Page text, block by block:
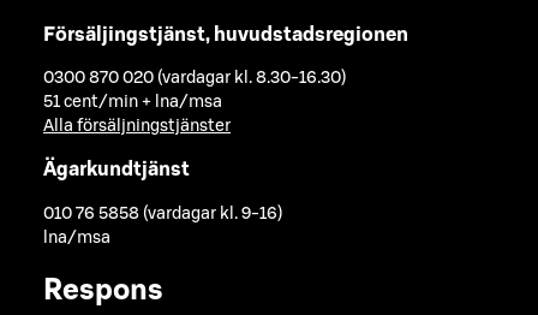
Försäljingstjänst, huvudstadsregionen
0300 870 020 (vardagar kl. 8.30-16.30)
51 cent/min + lna/msa
Alla försäljningstjänster
Ägarkundtjänst
010 76 5858 (vardagar kl. 9-16)
lna/msa
Respons